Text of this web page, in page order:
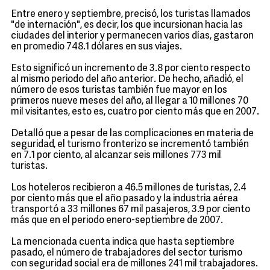
Entre enero y septiembre, precisó, los turistas llamados
"de internación", es decir, los que incursionan hacia las
ciudades del interior y permanecen varios días, gastaron
en promedio 748.1 dólares en sus viajes.
Esto significó un incremento de 3.8 por ciento respecto
al mismo periodo del año anterior. De hecho, añadió, el
número de esos turistas también fue mayor en los
primeros nueve meses del año, al llegar a 10 millones 70
mil visitantes, esto es, cuatro por ciento más que en 2007.
Detalló que a pesar de las complicaciones en materia de
seguridad, el turismo fronterizo se incrementó también
en 7.1 por ciento, al alcanzar seis millones 773 mil
turistas.
Los hoteleros recibieron a 46.5 millones de turistas, 2.4
por ciento más que el año pasado y la industria aérea
transportó a 33 millones 67 mil pasajeros, 3.9 por ciento
más que en el periodo enero-septiembre de 2007.
La mencionada cuenta indica que hasta septiembre
pasado, el número de trabajadores del sector turismo
con seguridad social era de millones 241 mil trabajadores.